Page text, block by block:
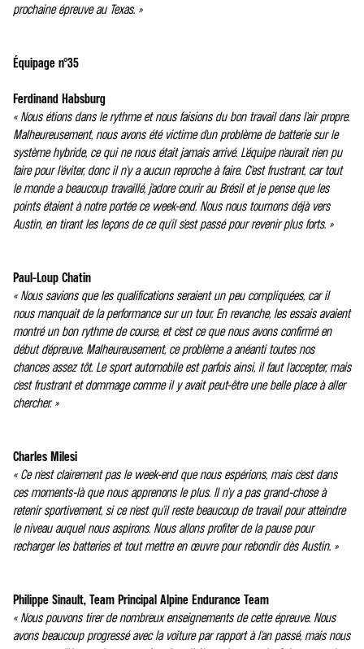
prochaine épreuve au Texas. »
Équipage n°35
Ferdinand Habsburg
« Nous étions dans le rythme et nous faisions du bon travail dans l'air propre.
Malheureusement, nous avons été victime d'un problème de batterie sur le
système hybride, ce qui ne nous était jamais arrivé. L'équipe n'aurait rien pu
faire pour l'éviter, donc il n'y a aucun reproche à faire. C'est frustrant, car tout
le monde a beaucoup travaillé, j'adore courir au Brésil et je pense que les
points étaient à notre portée ce week-end. Nous nous tournons déjà vers
Austin, en tirant les leçons de ce qu'il s'est passé pour revenir plus forts. »
Paul-Loup Chatin
« Nous savions que les qualifications seraient un peu compliquées, car il
nous manquait de la performance sur un tour. En revanche, les essais avaient
montré un bon rythme de course, et c'est ce que nous avons confirmé en
début d'épreuve. Malheureusement, ce problème a anéanti toutes nos
chances assez tôt. Le sport automobile est parfois ainsi, il faut l'accepter, mais
c'est frustrant et dommage comme il y avait peut-être une belle place à aller
chercher. »
Charles Milesi
« Ce n'est clairement pas le week-end que nous espérions, mais c'est dans
ces moments-là que nous apprenons le plus. Il n'y a pas grand-chose à
retenir sportivement, si ce n'est qu'il reste beaucoup de travail pour atteindre
le niveau auquel nous aspirons. Nous allons profiter de la pause pour
recharger les batteries et tout mettre en œuvre pour rebondir dès Austin. »
Philippe Sinault, Team Principal Alpine Endurance Team
« Nous pouvons tirer de nombreux enseignements de cette épreuve. Nous
avons beaucoup progressé avec la voiture par rapport à l'an passé, mais nous